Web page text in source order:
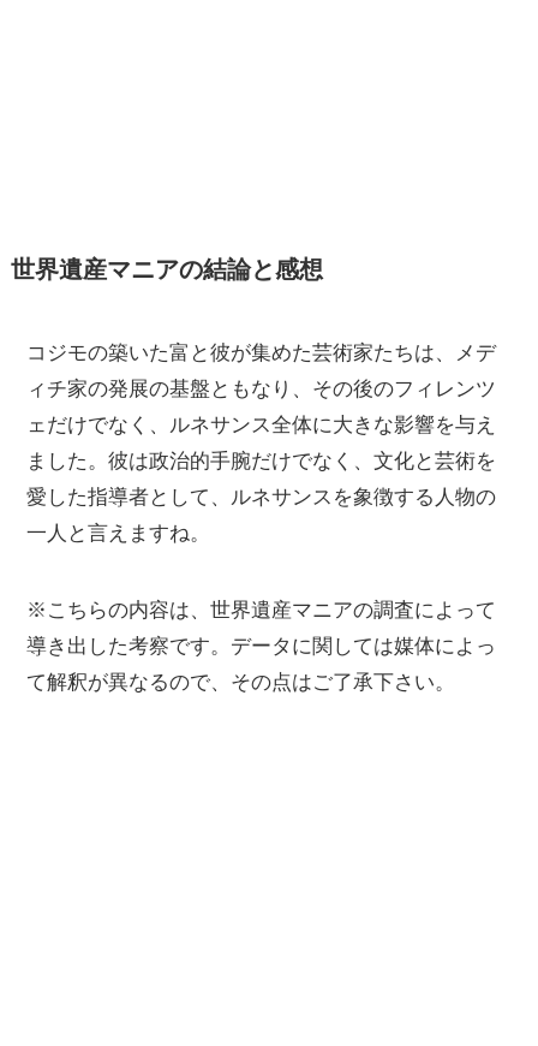
世界遺産マニアの結論と感想
コジモの築いた富と彼が集めた芸術家たちは、メデ
ィチ家の発展の基盤ともなり、その後のフィレンツ
ェだけでなく、ルネサンス全体に大きな影響を与え
ました。彼は政治的手腕だけでなく、文化と芸術を
愛した指導者として、ルネサンスを象徴する人物の
一人と言えますね。
※こちらの内容は、世界遺産マニアの調査によって
導き出した考察です。データに関しては媒体によっ
て解釈が異なるので、その点はご了承下さい。